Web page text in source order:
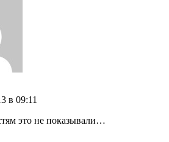
в 09:11
это не показывали…